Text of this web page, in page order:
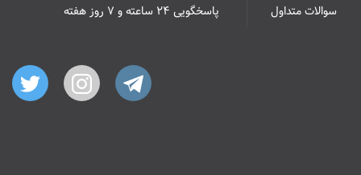
سوالات متداول پاسخگویی ۲۴ ساعته و ۷ روز هفته